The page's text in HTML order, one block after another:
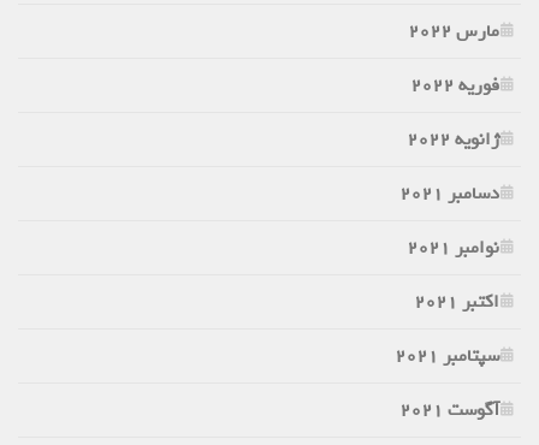
مارس 2022
فوریه 2022
ژانویه 2022
دسامبر 2021
نوامبر 2021
اکتبر 2021
سپتامبر 2021
آگوست 2021